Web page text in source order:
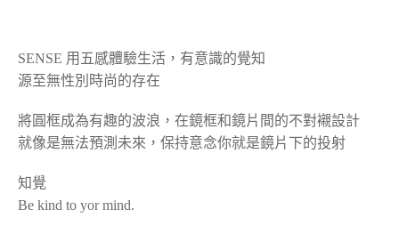
SENSE 用五感體驗生活，有意識的覺知
源至無性別時尚的存在
將圓框成為有趣的波浪，在鏡框和鏡片間的不對襯設計
就像是無法預測未來，保持意念你就是鏡片下的投射
知覺
Be kind to yor mind.